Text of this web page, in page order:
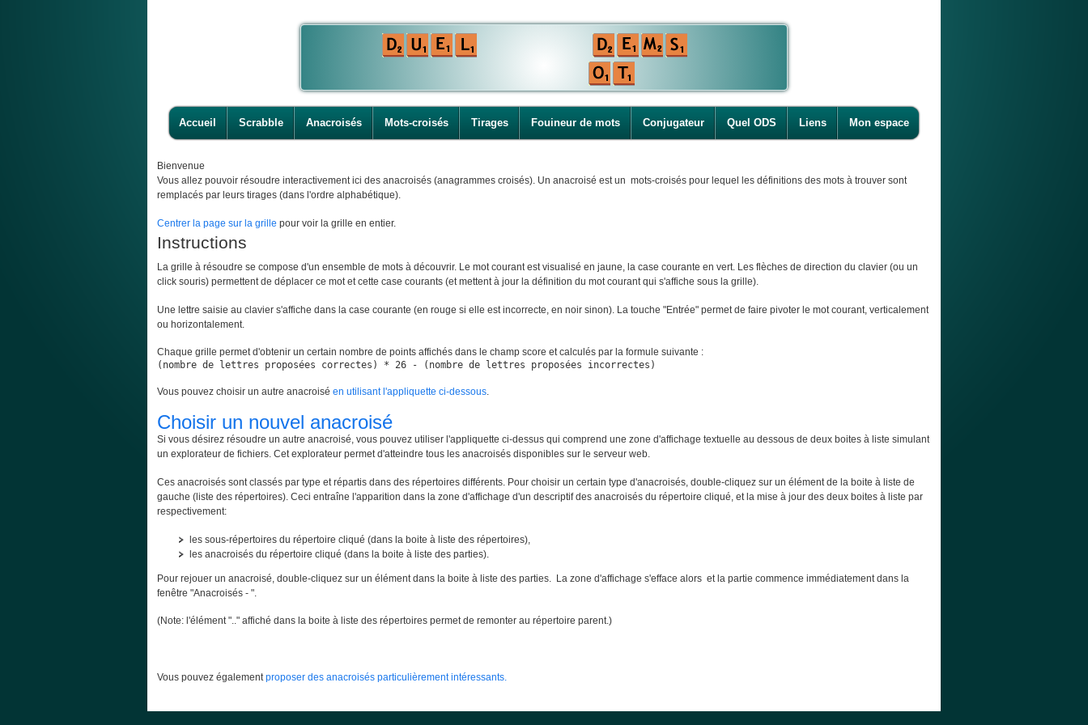
Accueil Scrabble Anacroisés Mots-croisés Tirages Fouineur de mots Conjugateur Quel ODS Liens Mon espace
Bienvenue
Vous allez pouvoir résoudre interactivement ici des anacroisés (anagrammes croisés). Un anacroisé est un mots-croisés pour lequel les définitions des mots à trouver sont
remplacés par leurs tirages (dans l'ordre alphabétique).
Centrer la page sur la grille pour voir la grille en entier.
Instructions
La grille à résoudre se compose d'un ensemble de mots à découvrir. Le mot courant est visualisé en jaune, la case courante en vert. Les flèches de direction du clavier (ou un
click souris) permettent de déplacer ce mot et cette case courants (et mettent à jour la définition du mot courant qui s'affiche sous la grille).
Une lettre saisie au clavier s'affiche dans la case courante (en rouge si elle est incorrecte, en noir sinon). La touche "Entrée" permet de faire pivoter le mot courant, verticalement
ou horizontalement.
Chaque grille permet d'obtenir un certain nombre de points affichés dans le champ score et calculés par la formule suivante :
(nombre de lettres proposées correctes) * 26 - (nombre de lettres proposées incorrectes)
Vous pouvez choisir un autre anacroisé en utilisant l'appliquette ci-dessous.
Choisir un nouvel anacroisé
Si vous désirez résoudre un autre anacroisé, vous pouvez utiliser l'appliquette ci-dessus qui comprend une zone d'affichage textuelle au dessous de deux boites à liste simulant
un explorateur de fichiers. Cet explorateur permet d'atteindre tous les anacroisés disponibles sur le serveur web.
Ces anacroisés sont classés par type et répartis dans des répertoires différents. Pour choisir un certain type d'anacroisés, double-cliquez sur un élément de la boite à liste de
gauche (liste des répertoires). Ceci entraîne l'apparition dans la zone d'affichage d'un descriptif des anacroisés du répertoire cliqué, et la mise à jour des deux boites à liste par
respectivement:
les sous-répertoires du répertoire cliqué (dans la boite à liste des répertoires),
les anacroisés du répertoire cliqué (dans la boite à liste des parties).
Pour rejouer un anacroisé, double-cliquez sur un élément dans la boite à liste des parties. La zone d'affichage s'efface alors et la partie commence immédiatement dans la
fenêtre "Anacroisés - ".
(Note: l'élément ".." affiché dans la boite à liste des répertoires permet de remonter au répertoire parent.)
Vous pouvez égalementproposer des anacroisés particulièrement intéressants.